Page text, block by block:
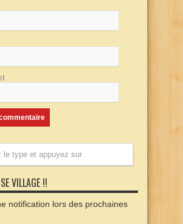
VILLAGE !!
notification lors des prochaines